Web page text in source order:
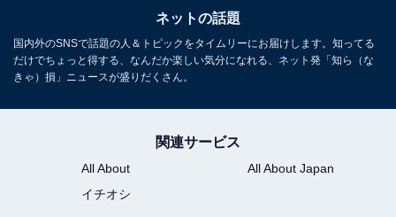
ネットの話題
国内外のSNSで話題の人＆トピックをタイムリーにお届けします。知ってる
だけでちょっと得する、なんだか楽しい気分になれる、ネット発「知ら（な
きゃ）損」ニュースが盛りだくさん。
関連サービス
All About
All About Japan
イチオシ